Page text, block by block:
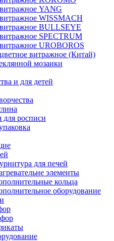
YANG
WISSMACH
BULLSEYE
SPECTRUM
UROBOROS
витражное (Китай)
мозаики
и для детей
для росписи
для печей
элементы
кольца
оборудование